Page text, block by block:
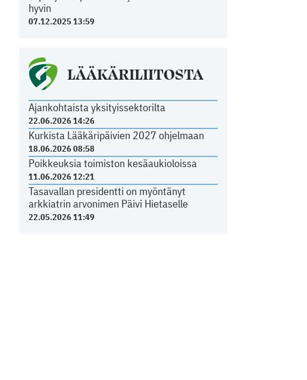
hyvin
07.12.2025 13:59
LÄÄKÄRILIITOSTA
Ajankohtaista yksityissektorilta
22.06.2026 14:26
Kurkista Lääkäripäivien 2027 ohjelmaan
18.06.2026 08:58
Poikkeuksia toimiston kesäaukioloissa
11.06.2026 12:21
Tasavallan presidentti on myöntänyt
arkkiatrin arvonimen Päivi Hietaselle
22.05.2026 11:49